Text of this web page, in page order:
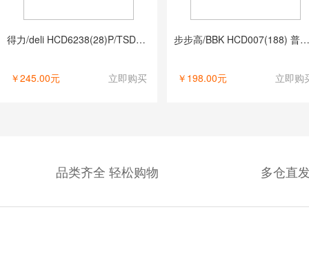
得力/deli HCD6238(28)P/TSD20 普通电话机
￥245.00元 立即购买
步步高/BBK HCD007(188) 普通电话机
￥198.00元 立即购
品类齐全 轻松购物 多仓直